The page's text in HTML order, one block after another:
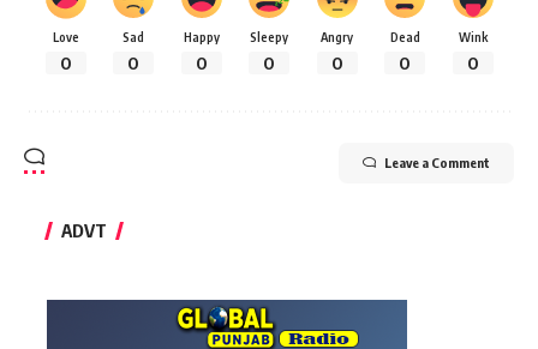
Love
0
Sad
0
Happy
0
Sleepy
0
Angry
0
Dead
0
Wink
0
Leave a Comment
ADVT